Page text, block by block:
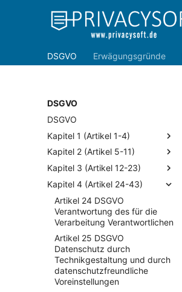
DSGVO Erwägungsgründe
DSGVO
DSGVO
Kapitel 1 (Artikel 1-4)
Kapitel 2 (Artikel 5-11)
Kapitel 3 (Artikel 12-23)
Kapitel 4 (Artikel 24-43)
Artikel 24 DSGVO
Verantwortung des für die
Verarbeitung Verantwortlichen
Artikel 25 DSGVO
Datenschutz durch
Technikgestaltung und durch
datenschutzfreundliche
Voreinstellungen